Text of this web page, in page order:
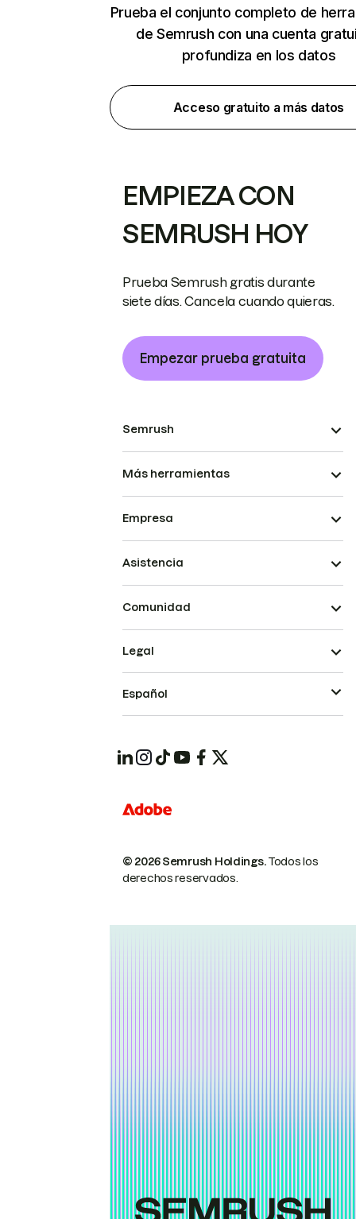
Prueba el conjunto completo de
de Semrush con una cuenta
profundiza en los datos
Acceso gratuito a más datos
EMPIEZA CON
SEMRUSH HOY
Prueba Semrush gratis durante
siete días. Cancela cuando quieras.
Empezar prueba gratuita
Semrush
Más herramientas
Empresa
Asistencia
Comunidad
© 2026 Semrush Holdings.Todos los
derechos reservados.
Legal
Español